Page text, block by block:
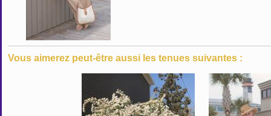
Vous aimerez peut-être aussi les tenues suivantes :